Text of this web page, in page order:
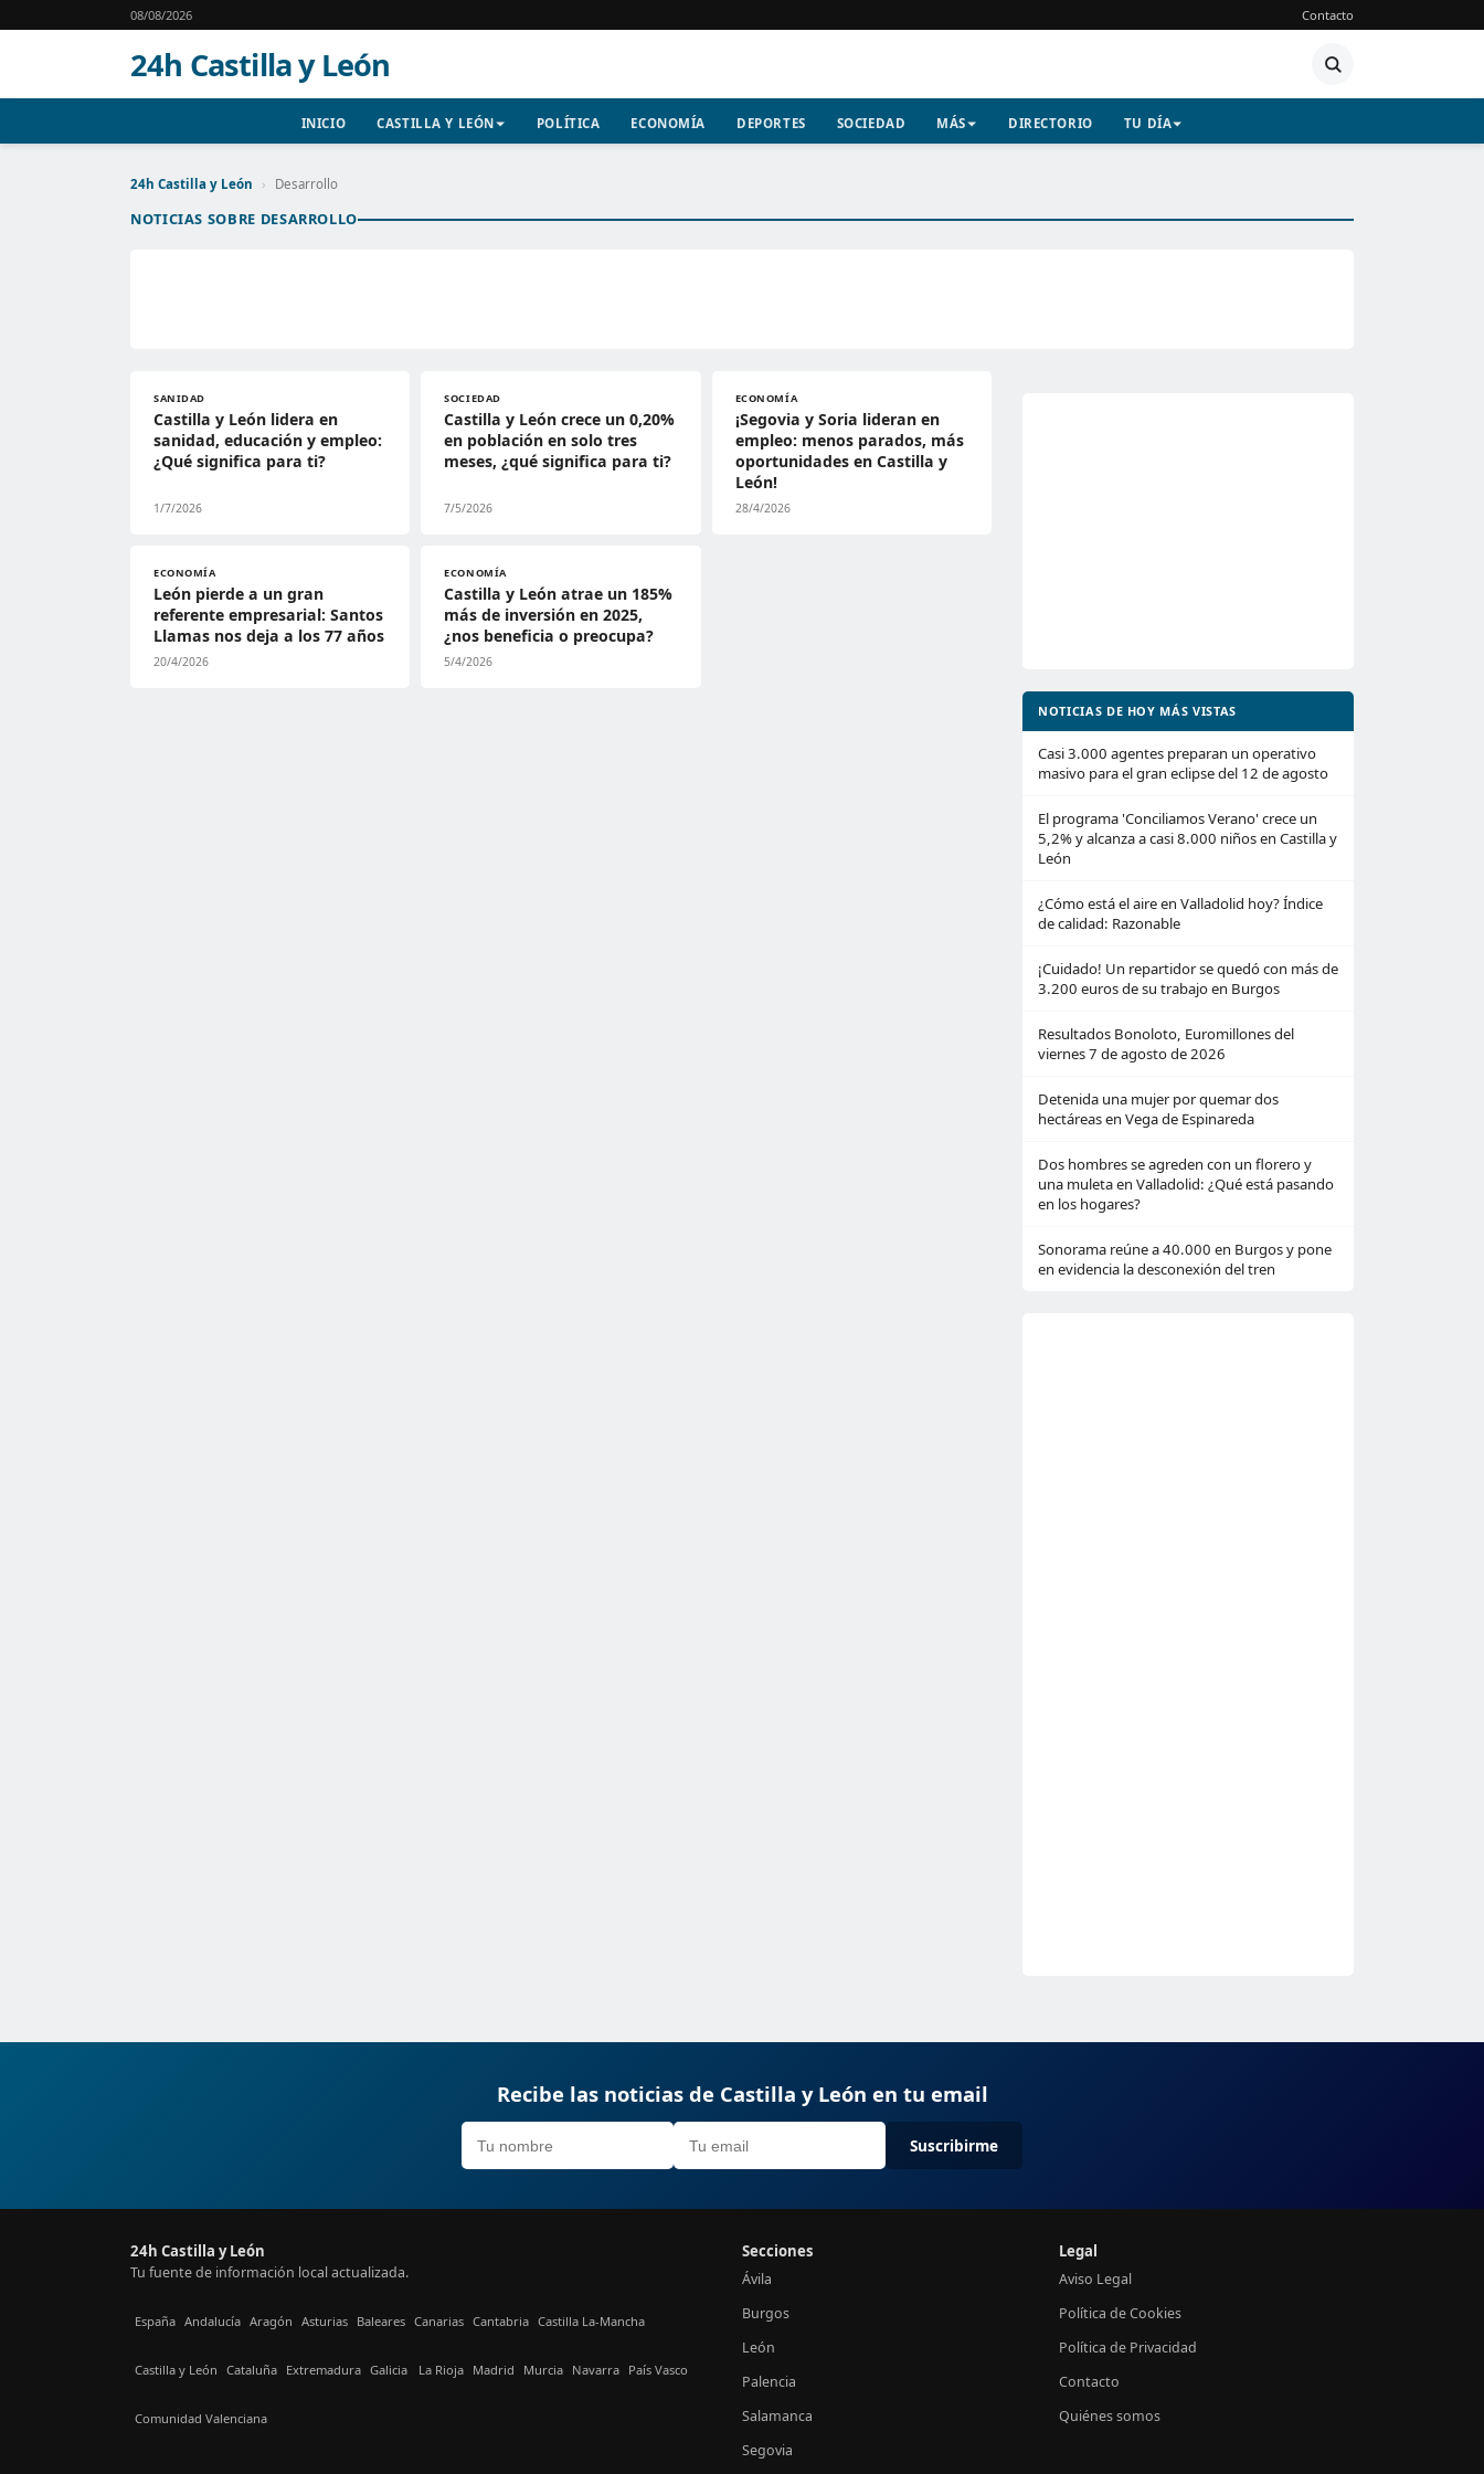
08/08/2026 Contacto
24h Castilla y León
INICIO CASTILLA Y LEÓN POLÍTICA ECONOMÍA DEPORTES SOCIEDAD MÁS DIRECTORIO TU DÍA
24h Castilla y León › Desarrollo
NOTICIAS SOBRE DESARROLLO
SANIDAD
Castilla y León lidera en
sanidad, educación y empleo:
¿Qué significa para ti?
1/7/2026
SOCIEDAD
Castilla y León crece un 0,20%
en población en solo tres
meses, ¿qué significa para ti?
7/5/2026
ECONOMÍA
¡Segovia y Soria lideran en
empleo: menos parados, más
oportunidades en Castilla y
León!
28/4/2026
ECONOMÍA
León pierde a un gran
referente empresarial: Santos
Llamas nos deja a los 77 años
20/4/2026
ECONOMÍA
Castilla y León atrae un 185%
más de inversión en 2025,
¿nos beneficia o preocupa?
5/4/2026
NOTICIAS DE HOY MÁS VISTAS
Casi 3.000 agentes preparan un operativo
masivo para el gran eclipse del 12 de agosto
El programa 'Conciliamos Verano' crece un
5,2% y alcanza a casi 8.000 niños en Castilla y
León
¿Cómo está el aire en Valladolid hoy? Índice
de calidad: Razonable
¡Cuidado! Un repartidor se quedó con más de
3.200 euros de su trabajo en Burgos
Resultados Bonoloto, Euromillones del
viernes 7 de agosto de 2026
Detenida una mujer por quemar dos
hectáreas en Vega de Espinareda
Dos hombres se agreden con un florero y
una muleta en Valladolid: ¿Qué está pasando
en los hogares?
Sonorama reúne a 40.000 en Burgos y pone
en evidencia la desconexión del tren
Recibe las noticias de Castilla y León en tu email
Suscribirme
24h Castilla y León
Tu fuente de información local actualizada.
España Andalucía Aragón Asturias Baleares Canarias Cantabria Castilla La-Mancha
Castilla y León Cataluña Extremadura Galicia La Rioja Madrid Murcia Navarra País Vasco
Comunidad Valenciana
Secciones
Ávila
Burgos
León
Palencia
Salamanca
Segovia
Legal
Aviso Legal
Política de Cookies
Política de Privacidad
Contacto
Quiénes somos